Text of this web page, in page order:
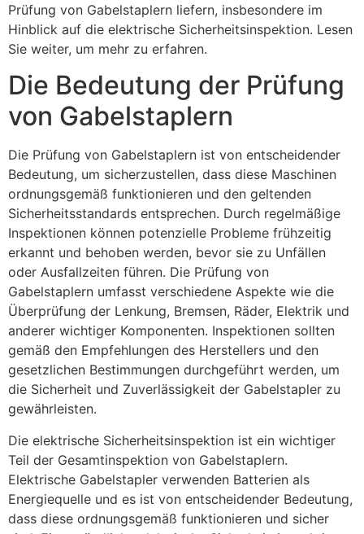
Prüfung von Gabelstaplern liefern, insbesondere im
Hinblick auf die elektrische Sicherheitsinspektion. Lesen
Sie weiter, um mehr zu erfahren.
Die Bedeutung der Prüfung
von Gabelstaplern
Die Prüfung von Gabelstaplern ist von entscheidender
Bedeutung, um sicherzustellen, dass diese Maschinen
ordnungsgemäß funktionieren und den geltenden
Sicherheitsstandards entsprechen. Durch regelmäßige
Inspektionen können potenzielle Probleme frühzeitig
erkannt und behoben werden, bevor sie zu Unfällen
oder Ausfallzeiten führen. Die Prüfung von
Gabelstaplern umfasst verschiedene Aspekte wie die
Überprüfung der Lenkung, Bremsen, Räder, Elektrik und
anderer wichtiger Komponenten. Inspektionen sollten
gemäß den Empfehlungen des Herstellers und den
gesetzlichen Bestimmungen durchgeführt werden, um
die Sicherheit und Zuverlässigkeit der Gabelstapler zu
gewährleisten.
Die elektrische Sicherheitsinspektion ist ein wichtiger
Teil der Gesamtinspektion von Gabelstaplern.
Elektrische Gabelstapler verwenden Batterien als
Energiequelle und es ist von entscheidender Bedeutung,
dass diese ordnungsgemäß funktionieren und sicher